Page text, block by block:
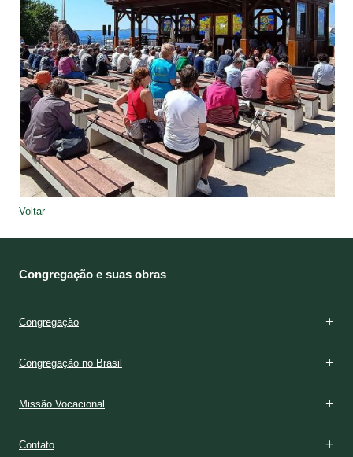
Voltar
Congregação e suas obras
Congregação
Congregação no Brasil
Missão Vocacional
Contato